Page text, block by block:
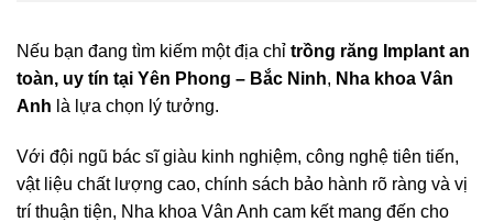
Nếu bạn đang tìm kiếm một địa chỉ trồng răng Implant an
toàn, uy tín tại Yên Phong – Bắc Ninh, Nha khoa Vân
Anh là lựa chọn lý tưởng.
Với đội ngũ bác sĩ giàu kinh nghiệm, công nghệ tiên tiến,
vật liệu chất lượng cao, chính sách bảo hành rõ ràng và vị
trí thuận tiện, Nha khoa Vân Anh cam kết mang đến cho